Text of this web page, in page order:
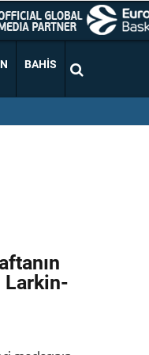
BAHIS
Larkin-